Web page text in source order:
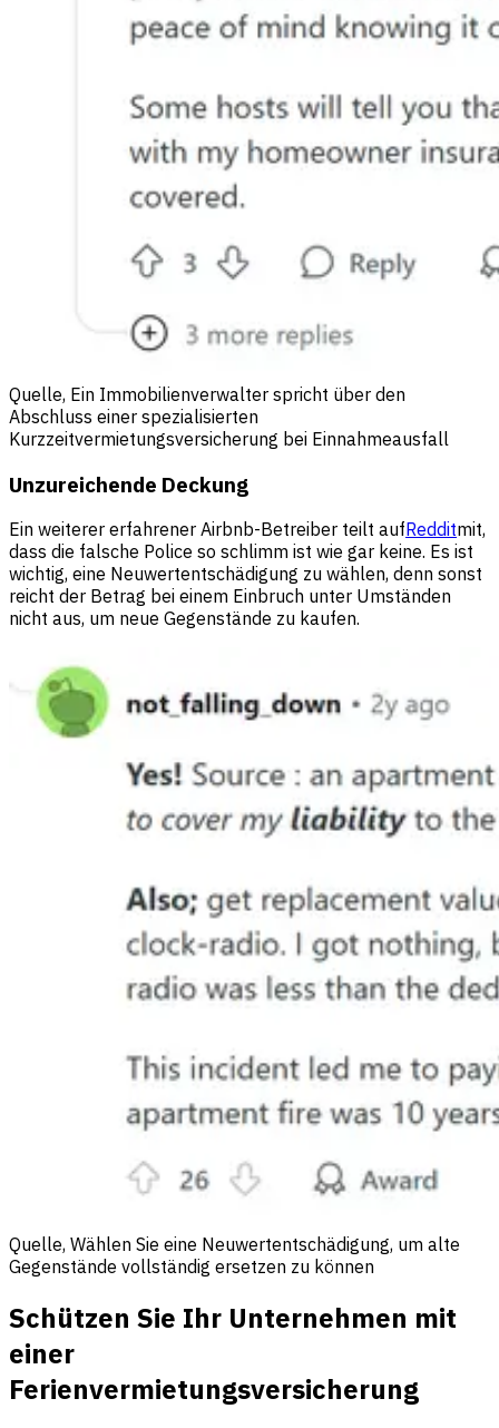
Quelle, Ein Immobilienverwalter spricht über den
Abschluss einer spezialisierten
Kurzzeitvermietungsversicherung bei Einnahmeausfall
Unzureichende Deckung
Ein weiterer erfahrener Airbnb-Betreiber teilt aufRedditmit,
dass die falsche Police so schlimm ist wie gar keine. Es ist
wichtig, eine Neuwertentschädigung zu wählen, denn sonst
reicht der Betrag bei einem Einbruch unter Umständen
nicht aus, um neue Gegenstände zu kaufen.
Quelle, Wählen Sie eine Neuwertentschädigung, um alte
Gegenstände vollständig ersetzen zu können
Schützen Sie Ihr Unternehmen mit
einer
Ferienvermietungsversicherung